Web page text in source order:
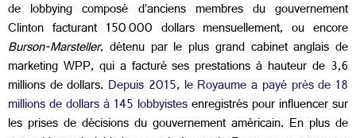
de lobbying composé d’anciens membres du gouvernement
Clinton facturant 150 000 dollars mensuellement, ou encore
Burson-Marsteller, détenu par le plus grand cabinet anglais de
marketing WPP, qui a facturé ses prestations à hauteur de 3,6
millions de dollars. Depuis 2015, le Royaume a payé près de 18
millions de dollars à 145 lobbyistesenregistrés pour influencer sur
les prises de décisions du gouvernement américain. En plus de